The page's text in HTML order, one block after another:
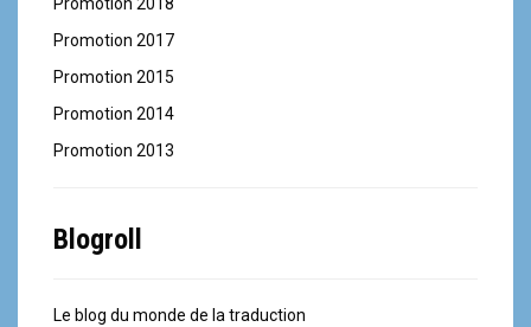
Promotion 2017
Promotion 2015
Promotion 2014
Promotion 2013
Blogroll
Le blog du monde de la traduction